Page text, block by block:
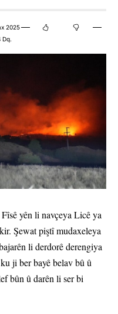
2025
Dq.
yên li navçeya Licê ya
Şewat piştî mudaxeleya
li derdorê derengiya
ji ber bayê belav bû û
bûn û darên li ser bi